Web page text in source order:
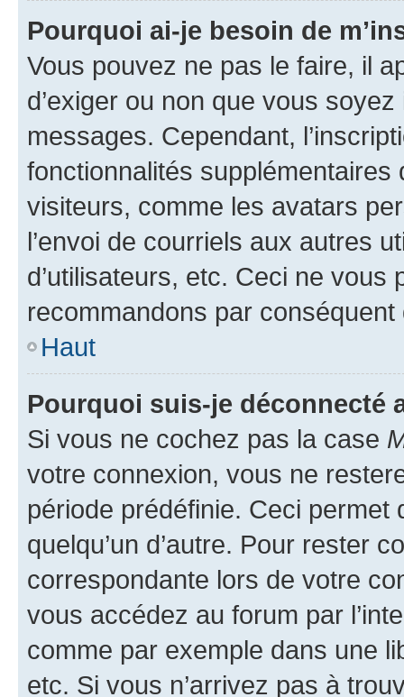
Pourquoi ai-je besoin de
Vous pouvez ne pas le faire, il
d’exiger ou non que vous
messages. Cependant,
fonctionnalités
visiteurs, comme les avatars
l’envoi de courriels aux autres
d’utilisateurs, etc. Ceci ne vous
recommandons par conséquent
Haut
Pourquoi suis-je déconnecté
Si vous ne cochez pas la case
votre connexion, vous ne
période prédéfinie. Ceci permet
quelqu’un d’autre. Pour rester
correspondante lors de votre
vous accédez au forum par
comme par exemple dans une
etc. Si vous n’arrivez pas à